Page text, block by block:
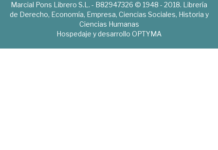
Marcial Pons Librero S.L. - B82947326 © 1948 - 2018. Librería
de Derecho, Economía, Empresa, Ciencias Sociales, Historia y
Ciencias Humanas
Hospedaje y desarrollo OPTYMA